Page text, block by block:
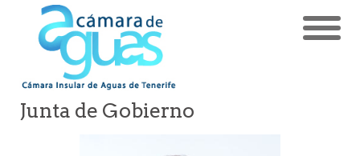
Junta de Gobierno